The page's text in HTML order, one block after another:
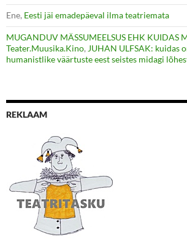
Ene, Eesti jäi emadepäeval ilma teatriemata
MUGANDUV MÄSSUMEELSUS EHK KUIDAS
Teater.Muusika.Kino, JUHAN ULFSAK: kuidas
humanistlike väärtuste eest seistes midagi
REKLAAM